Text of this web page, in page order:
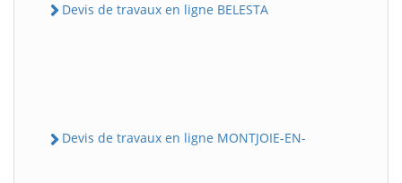
Devis de travaux en ligne BELESTA
Devis de travaux en ligne MONTJOIE-EN-